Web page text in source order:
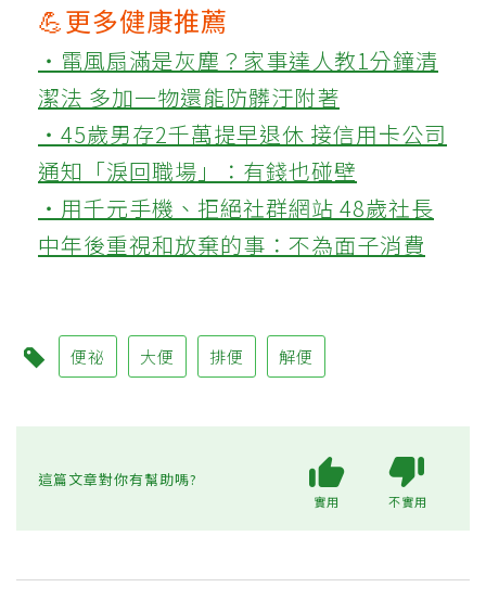
💪更多健康推薦
‧電風扇滿是灰塵？家事達人教1分鐘清
潔法 多加一物還能防髒汙附著
‧45歲男存2千萬提早退休 接信用卡公司
通知「淚回職場」：有錢也碰壁
‧用千元手機、拒絕社群網站 48歲社長
中年後重視和放棄的事：不為面子消費
便祕 大便 排便 解便
這篇文章對你有幫助嗎?
實用 不實用